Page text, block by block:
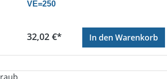
VE=250
Regulärer Preis:
32,02 €* In den Warenkorb